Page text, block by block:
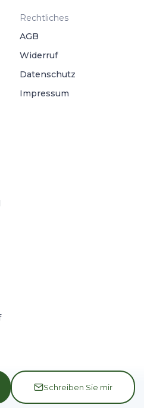
Schreiben Sie mir
Rechtliches
AGB
Widerruf
Datenschutz
Impressum